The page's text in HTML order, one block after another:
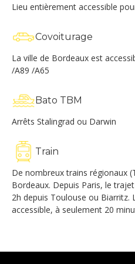
Lieu entièrement accessible
Covoiturage
La ville de Bordeaux est
/A89 /A65
Bato TBM
Arrêts Stalingrad ou Darwin
Train
De nombreux trains régionaux
Bordeaux. Depuis Paris, le
2h depuis Toulouse ou Biarritz.
accessible, à seulement 20